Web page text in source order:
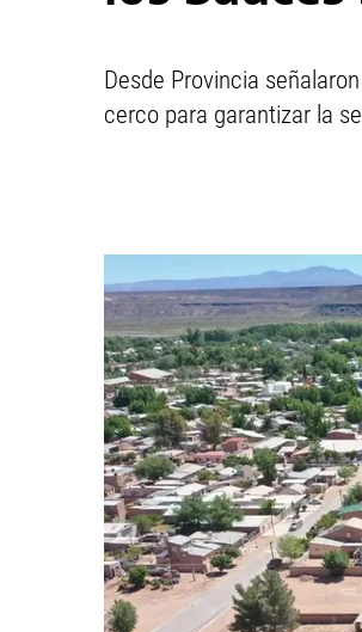
Desde Provincia
cerco para garantizar la